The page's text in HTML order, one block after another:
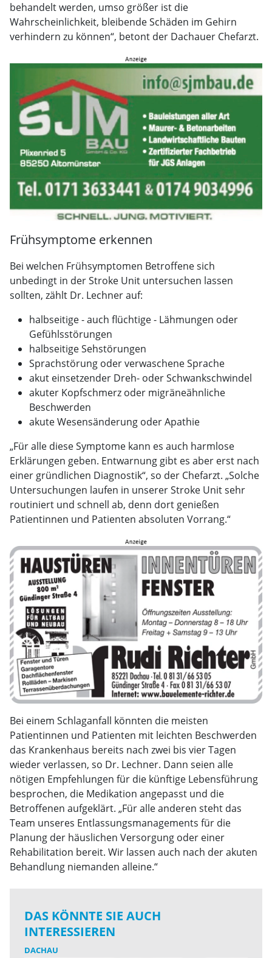
behandelt werden, umso größer ist die
Wahrscheinlichkeit, bleibende Schäden im Gehirn
verhindern zu können“, betont der Dachauer Chefarzt.
Frühsymptome erkennen
Bei welchen Frühsymptomen Betroffene sich
unbedingt in der Stroke Unit untersuchen lassen
sollten, zählt Dr. Lechner auf:
halbseitige - auch flüchtige - Lähmungen oder
Gefühlsstörungen
halbseitige Sehstörungen
Sprachstörung oder verwaschene Sprache
akut einsetzender Dreh- oder Schwankschwindel
akuter Kopfschmerz oder migräneähnliche
Beschwerden
akute Wesensänderung oder Apathie
„Für alle diese Symptome kann es auch harmlose
Erklärungen geben. Entwarnung gibt es aber erst nach
einer gründlichen Diagnostik“, so der Chefarzt. „Solche
Untersuchungen laufen in unserer Stroke Unit sehr
routiniert und schnell ab, denn dort genießen
Patientinnen und Patienten absoluten Vorrang.“
Bei einem Schlaganfall könnten die meisten
Patientinnen und Patienten mit leichten Beschwerden
das Krankenhaus bereits nach zwei bis vier Tagen
wieder verlassen, so Dr. Lechner. Dann seien alle
nötigen Empfehlungen für die künftige Lebensführung
besprochen, die Medikation angepasst und die
Betroffenen aufgeklärt. „Für alle anderen steht das
Team unseres Entlassungsmanagements für die
Planung der häuslichen Versorgung oder einer
Rehabilitation bereit. Wir lassen auch nach der akuten
Behandlung niemanden alleine.“
DAS KÖNNTE SIE AUCH
INTERESSIEREN
DACHAU